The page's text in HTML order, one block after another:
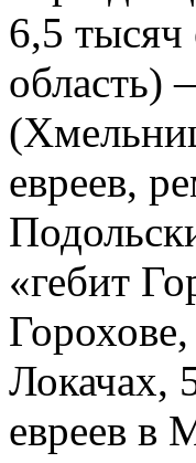
6,5 тысяч
область)
евреев,
«гебит
Локачах,
евреев в